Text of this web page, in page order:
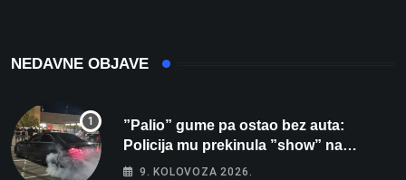
NEDAVNE OBJAVE
”Palio” gume pa ostao bez auta:
Policija mu prekinula ”show” na
parkingu u Bjelovaru
9. KOLOVOZA 2026.